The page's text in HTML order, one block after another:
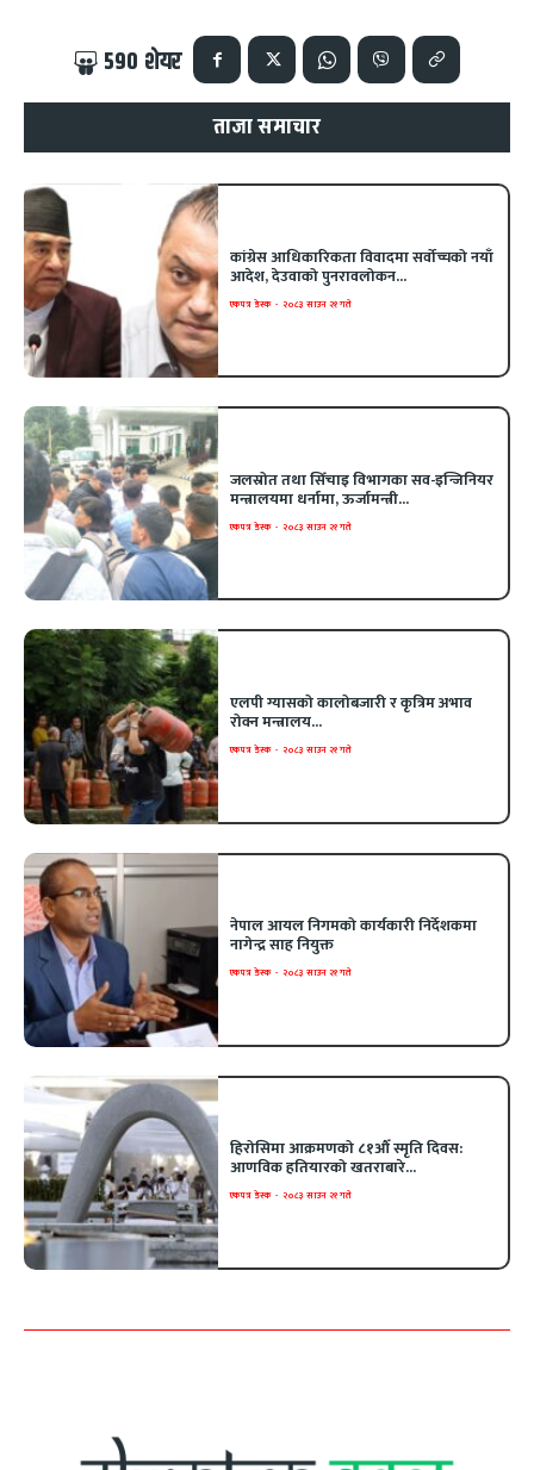
590 शेयर
ताजा समाचार
कांग्रेस आधिकारिकता विवादमा सर्वोच्चको नयाँ
आदेश, देउवाको पुनरावलोकन...
एकपत्र डेस्क - २०८३ साउन २१ गते
जलस्रोत तथा सिँचाइ विभागका सव-इन्जिनियर
मन्त्रालयमा धर्नामा, ऊर्जामन्त्री...
एकपत्र डेस्क - २०८३ साउन २१ गते
एलपी ग्यासको कालोबजारी र कृत्रिम अभाव
रोक्न मन्त्रालय...
एकपत्र डेस्क - २०८३ साउन २१ गते
नेपाल आयल निगमको कार्यकारी निर्देशकमा
नागेन्द्र साह नियुक्त
एकपत्र डेस्क - २०८३ साउन २१ गते
हिरोसिमा आक्रमणको ८१औँ स्मृति दिवस:
आणविक हतियारको खतराबारे...
एकपत्र डेस्क - २०८३ साउन २१ गते